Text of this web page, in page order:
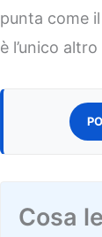
punta come
è l’unico
Cosa